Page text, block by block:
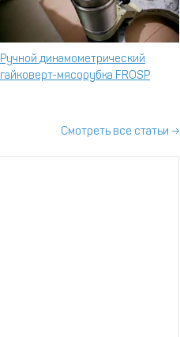
Ручной динамометрический
гайковерт-мясорубка FROSP
Смотреть все статьи →